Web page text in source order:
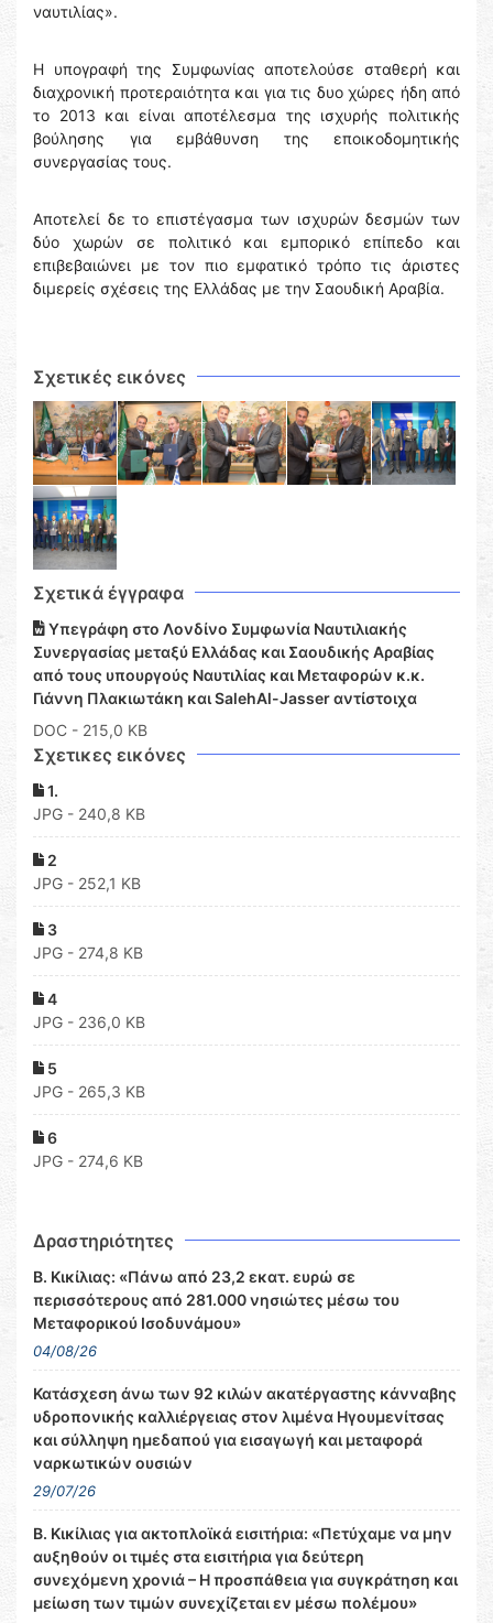
ναυτιλίας».
Η υπογραφή της Συμφωνίας αποτελούσε σταθερή και
διαχρονική προτεραιότητα και για τις δυο χώρες ήδη από
το 2013 και είναι αποτέλεσμα της ισχυρής πολιτικής
βούλησης για εμβάθυνση της εποικοδομητικής
συνεργασίας τους.
Αποτελεί δε το επιστέγασμα των ισχυρών δεσμών των
δύο χωρών σε πολιτικό και εμπορικό επίπεδο και
επιβεβαιώνει με τον πιο εμφατικό τρόπο τις άριστες
διμερείς σχέσεις της Ελλάδας με την Σαουδική Αραβία.
Σχετικές εικόνες
Σχετικά έγγραφα
Υπεγράφη στο Λονδίνο Συμφωνία Ναυτιλιακής
Συνεργασίας μεταξύ Ελλάδας και Σαουδικής Αραβίας
από τους υπουργούς Ναυτιλίας και Μεταφορών κ.κ.
Γιάννη Πλακιωτάκη και SalehAl-Jasser αντίστοιχα
DOC - 215,0 KB
Σχετικες εικόνες
1.
JPG - 240,8 KB
2
JPG - 252,1 KB
3
JPG - 274,8 KB
4
JPG - 236,0 KB
5
JPG - 265,3 KB
6
JPG - 274,6 KB
Δραστηριότητες
Β. Κικίλιας: «Πάνω από 23,2 εκατ. ευρώ σε
περισσότερους από 281.000 νησιώτες μέσω του
Μεταφορικού Ισοδυνάμου»
04/08/26
Κατάσχεση άνω των 92 κιλών ακατέργαστης κάνναβης
υδροπονικής καλλιέργειας στον λιμένα Ηγουμενίτσας
και σύλληψη ημεδαπού για εισαγωγή και μεταφορά
ναρκωτικών ουσιών
29/07/26
Β. Κικίλιας για ακτοπλοϊκά εισιτήρια: «Πετύχαμε να μην
αυξηθούν οι τιμές στα εισιτήρια για δεύτερη
συνεχόμενη χρονιά – Η προσπάθεια για συγκράτηση και
μείωση των τιμών συνεχίζεται εν μέσω πολέμου»